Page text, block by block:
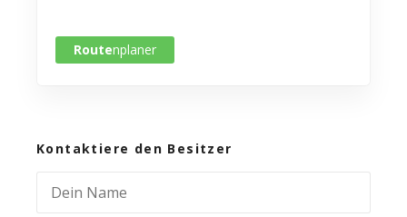
Routenplaner
Kontaktiere den Besitzer